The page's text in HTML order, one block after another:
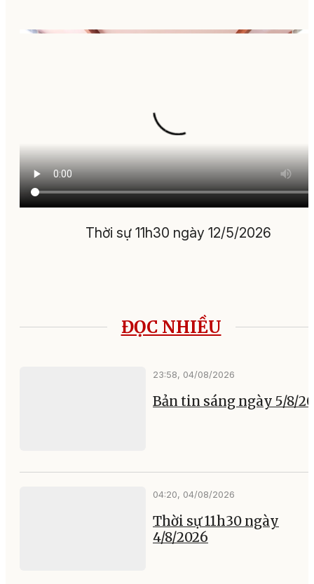
Thời sự 11h30 ngày 12/5/2026
ĐỌC NHIỀU
23:58, 04/08/2026
Bản tin sáng ngày 5/8/
04:20, 04/08/2026
Thời sự 11h30 ngày
4/8/2026